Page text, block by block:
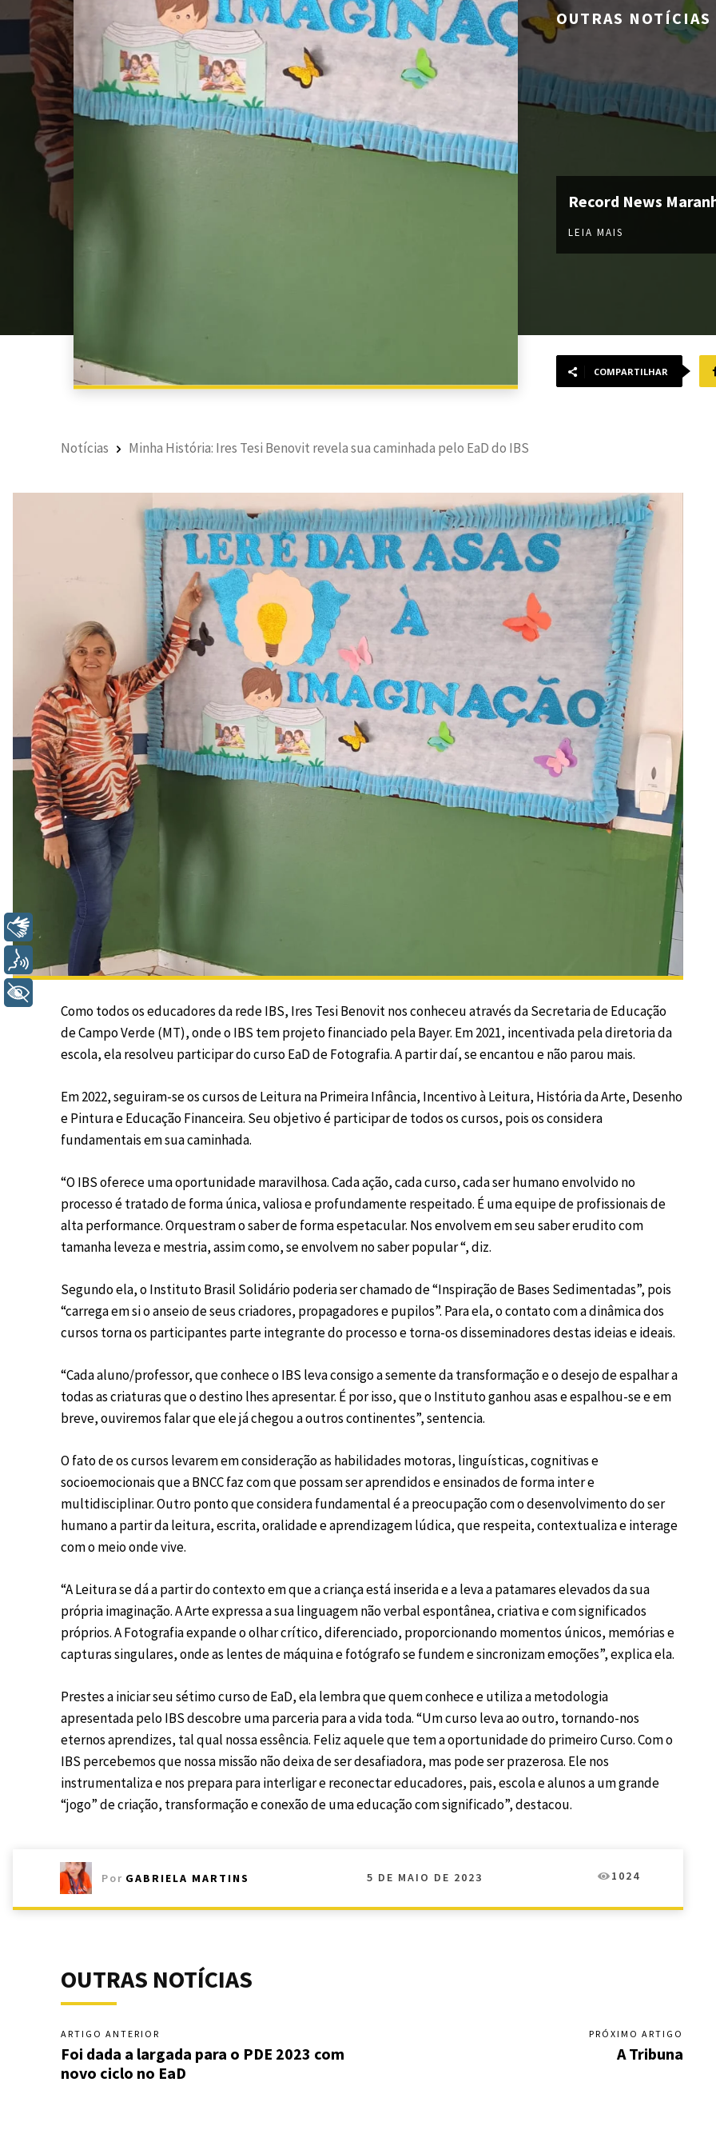
OUTRAS NOTÍCIAS
Record News
LEIA MAIS
COMPARTILHAR
Notícias Minha História: Ires Tesi Benovit revela sua caminhada pelo EaD do IBS
Como todos os educadores da rede IBS, Ires Tesi Benovit nos conheceu através da Secretaria de Educação
de Campo Verde (MT), onde o IBS tem projeto financiado pelaBayer. Em 2021, incentivada pela diretoria da
escola, ela resolveu participar do curso EaD de Fotografia. A partir daí, se encantou e não parou mais.
Em 2022, seguiram-se os cursos de Leitura na Primeira Infância, Incentivo à Leitura, História da Arte, Desenho
e Pintura e Educação Financeira. Seu objetivo é participar de todos os cursos, pois os considera
fundamentais em sua caminhada.
“O IBS oferece uma oportunidade maravilhosa. Cada ação, cada curso, cada ser humano envolvido no
processo é tratado de forma única, valiosa e profundamente respeitado. É uma equipe de profissionais de
alta performance. Orquestram o saber de forma espetacular. Nos envolvem em seu saber erudito com
tamanha leveza e mestria, assim como, se envolvem no saber popular “, diz.
Segundo ela, o Instituto Brasil Solidário poderia ser chamado de “Inspiração de Bases Sedimentadas”, pois
“carrega em si o anseio de seus criadores, propagadores e pupilos”. Para ela, o contato com a dinâmica dos
cursos torna os participantes parte integrante do processo e torna-os disseminadores destas ideias e ideais.
“Cada aluno/professor, que conhece o IBS leva consigo a semente da transformação e o desejo de espalhar a
todas as criaturas que o destino lhes apresentar. É por isso, que o Instituto ganhou asas e espalhou-se e em
breve, ouviremos falar que ele já chegou a outros continentes”, sentencia.
O fato de os cursos levarem em consideração as habilidades motoras, linguísticas, cognitivas e
socioemocionais que a BNCC faz com que possam ser aprendidos e ensinados de forma inter e
multidisciplinar. Outro ponto que considera fundamental é a preocupação com o desenvolvimento do ser
humano a partir da leitura, escrita, oralidade e aprendizagem lúdica, que respeita, contextualiza e interage
com o meio onde vive.
“A Leitura se dá a partir do contexto em que a criança está inserida e a leva a patamares elevados da sua
própria imaginação. A Arte expressa a sua linguagem não verbal espontânea, criativa e com significados
próprios. A Fotografia expande o olhar crítico, diferenciado, proporcionando momentos únicos, memórias e
capturas singulares, onde as lentes de máquina e fotógrafo se fundem e sincronizam emoções”, explica ela.
Prestes a iniciar seu sétimo curso de EaD, ela lembra que quem conhece e utiliza a metodologia
apresentada pelo IBS descobre uma parceria para a vida toda. “Um curso leva ao outro, tornando-nos
eternos aprendizes, tal qual nossa essência. Feliz aquele que tem a oportunidade do primeiro Curso.Com o
IBS percebemos que nossa missão não deixa de ser desafiadora, mas pode ser prazerosa. Ele nos
instrumentaliza e nos prepara para interligar e reconectar educadores, pais, escola e alunos a um grande
“jogo” de criação, transformação e conexão de uma educação com significado”, destacou.
Por GABRIELA MARTINS 5 DE MAIO DE 2023 1024
OUTRAS NOTÍCIAS
ARTIGO ANTERIOR
Foi dada a largada para o PDE 2023 com
novo ciclo no EaD
PRÓXIMO ARTIGO
A Tribuna
Libras
Voz